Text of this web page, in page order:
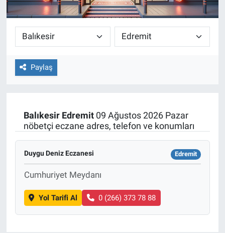
Paylaş
Balıkesir Edremit09 Ağustos 2026 Pazar
nöbetçi eczane adres, telefon ve konumları
Duygu Deniz Eczanesi Edremit
Cumhuriyet Meydanı
Yol Tarifi Al 0 (266) 373 78 88